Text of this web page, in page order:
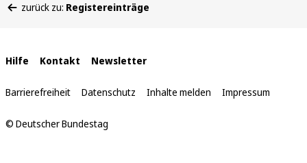
befinden
zurück zu: Registereinträge
Interne
Links
Hilfe Kontakt Newsletter
Barrierefreiheit Datenschutz Inhalte melden Impressum
© Deutscher Bundestag